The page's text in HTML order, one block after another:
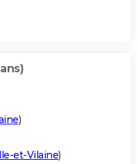
)
et-Vilaine)